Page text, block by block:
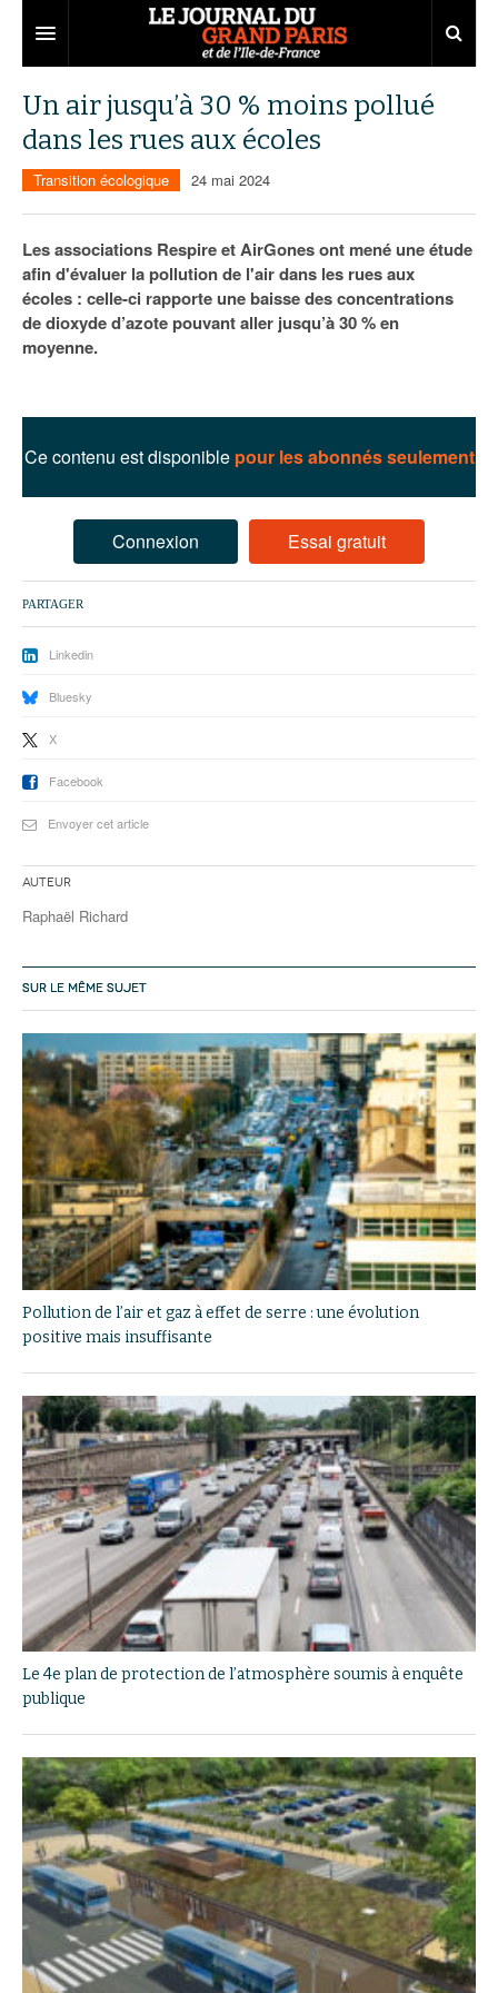
Territoires
Aménagement
Institutions
Services urbains
Entreprises
Emploi
Attractivité
Marchés publics
75
77
92
93
Carnet
Nominations
Les Assises du Grand Paris
Lire les résumés
Un air jusqu’à 30 % moins pollué
dans les rues aux écoles
Transition écologique 24 mai 2024
Les associations Respire et AirGones ont mené une étude
afin d'évaluer la pollution de l'air dans les rues aux
écoles : celle-ci rapporte une baisse des concentrations
de dioxyde d’azote pouvant aller jusqu’à 30 % en
moyenne.
Ce contenu est disponible pour les abonnés seulement
Connexion Essai gratuit
PARTAGER
Linkedin
Bluesky
X
Facebook
Envoyer cet article
Auteur
Raphaël Richard
SUR LE MÊME SUJET
Pollution de l’air et gaz à effet de serre : une évolution
positive mais insuffisante
Le 4e plan de protection de l’atmosphère soumis à enquête
publique